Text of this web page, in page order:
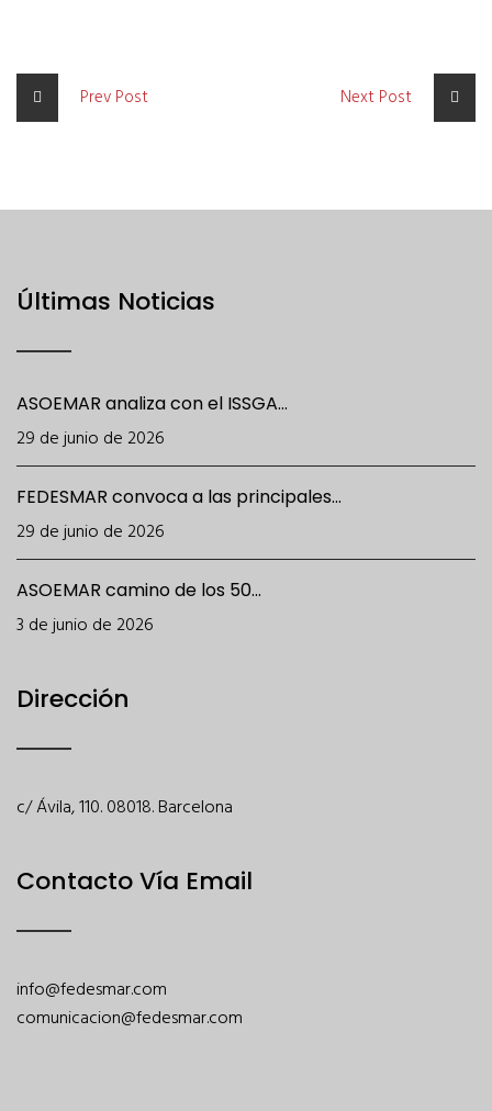
Prev Post Next Post
Últimas Noticias
ASOEMAR analiza con el ISSGA...
29 de junio de 2026
FEDESMAR convoca a las principales...
29 de junio de 2026
ASOEMAR camino de los 50...
3 de junio de 2026
Dirección
c/ Ávila, 110. 08018. Barcelona
Contacto Vía Email
info@fedesmar.com
comunicacion@fedesmar.com